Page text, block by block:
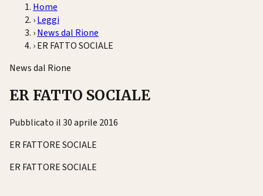
Home
›Leggi
›News dal Rione
›ER FATTO SOCIALE
News dal Rione
ER FATTO SOCIALE
Pubblicato il 30 aprile 2016
ER FATTORE SOCIALE
ER FATTORE SOCIALE